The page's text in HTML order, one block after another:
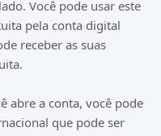
Você pode usar este
pela conta digital
receber as suas
abre a conta, você pode
que pode ser